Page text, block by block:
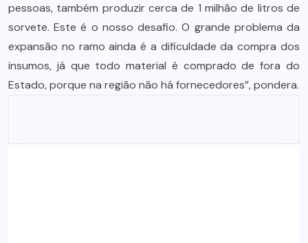
pessoas, também produzir cerca de 1 milhão de litros de
sorvete. Este é o nosso desafio. O grande problema da
expansão no ramo ainda é a dificuldade da compra dos
insumos, já que todo material é comprado de fora do
Estado, porque na região não há fornecedores”, pondera.